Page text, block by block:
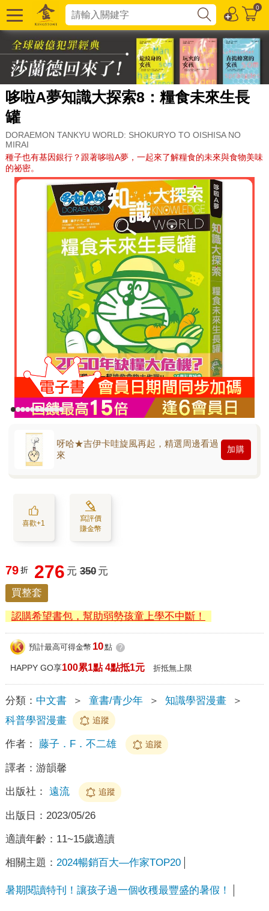
0
哆啦A夢知識大探索8：糧食未來生長
罐
DORAEMON TANKYU WORLD: SHOKURYO TO OISHISA NO
MIRAI
種子也有基因銀行？跟著哆啦A夢，一起來了解糧食的未來與食物美味
的祕密。
呀哈★吉伊卡哇旋風再起，精選周邊看過
來
加購
喜歡+1
寫評價
賺金幣
79 折 276 元 350 元
買整套
認購希望書包，幫助弱勢孩童上學不中斷！
預計最高可得金幣 10點 ?
HAPPY GO享100累1點 4點抵1元 折抵無上限
分類： 中文書 ＞ 童書/青少年 ＞ 知識學習漫畫
＞
科普學習漫畫
追蹤
作者： 藤子．F．不二雄 追蹤
譯者： 游韻馨
出版社： 遠流 追蹤
出版日： 2023/05/26
適讀年齡： 11~15歲適讀
相關主題： 2024暢銷百大—作家TOP20
暑期閱讀特刊！讓孩子過一個收穫最豐盛的暑假！